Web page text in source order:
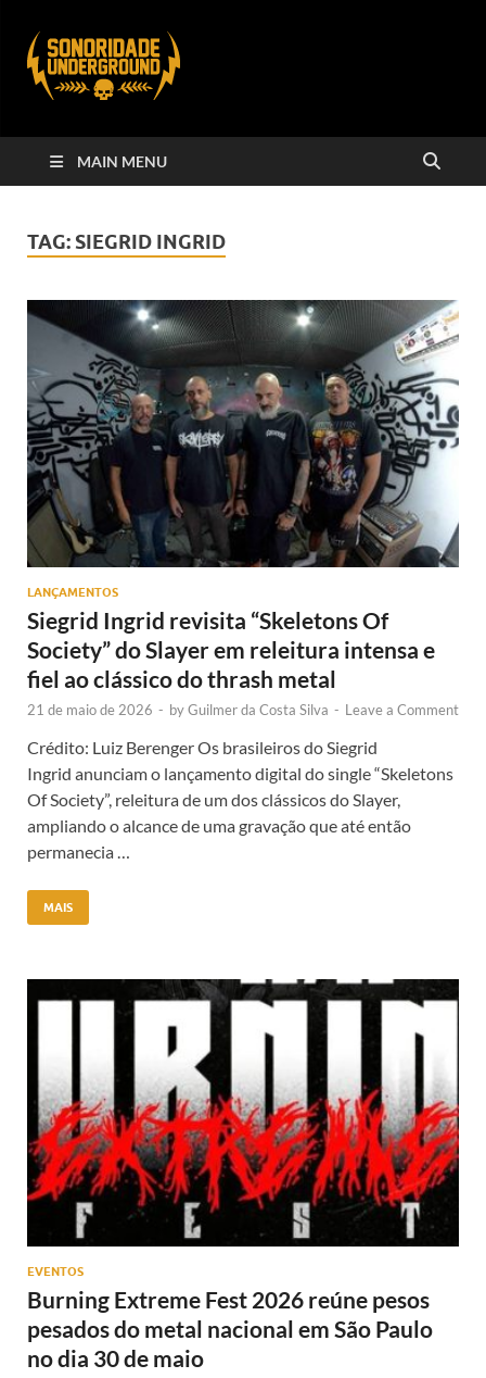
MAIN MENU
TAG: SIEGRID INGRID
LANÇAMENTOS
Siegrid Ingrid revisita “Skeletons Of
Society” do Slayer em releitura intensa e
fiel ao clássico do thrash metal
21 de maio de 2026 - byGuilmer da Costa Silva - Leave a Comment
Crédito: Luiz Berenger Os brasileiros do Siegrid
Ingrid anunciam o lançamento digital do single “Skeletons
Of Society”, releitura de um dos clássicos do Slayer,
ampliando o alcance de uma gravação que até então
permanecia …
MAIS
EVENTOS
Burning Extreme Fest 2026 reúne pesos
pesados do metal nacional em São Paulo
no dia 30 de maio